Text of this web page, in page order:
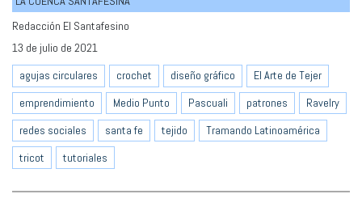
Redacción El Santafesino
13 de julio de 2021
agujas circulares
crochet diseño gráfico
El Arte de Tejer
emprendimiento
Medio Punto Pascuali patrones
Ravelry
redes sociales
santa fe tejido
Tramando Latinoamérica
tricot
tutoriales